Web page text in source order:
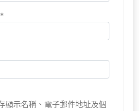
*
顯示名稱、電子郵件地址及個